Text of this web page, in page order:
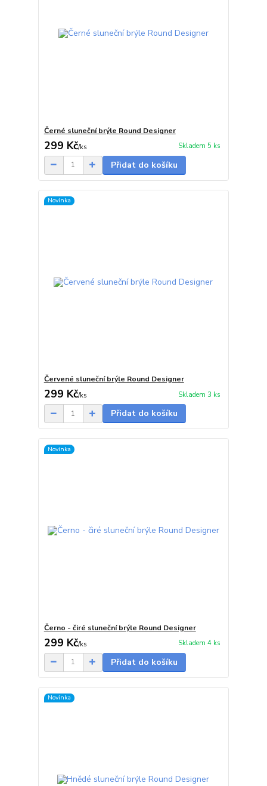
Černé sluneční brýle Round Designer
299 Kč/ks Skladem 5 ks
Přidat do košíku
Novinka
Červené sluneční brýle Round Designer
299 Kč/ks Skladem 3 ks
Přidat do košíku
Novinka
Černo - čiré sluneční brýle Round Designer
299 Kč/ks Skladem 4 ks
Přidat do košíku
Novinka